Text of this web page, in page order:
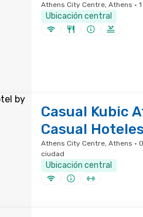
Athens City Centre, Athens ·
Ubicación central
Casual Kubic
Casual Hoteles
Athens City Centre, Athens ·
ciudad
Ubicación central